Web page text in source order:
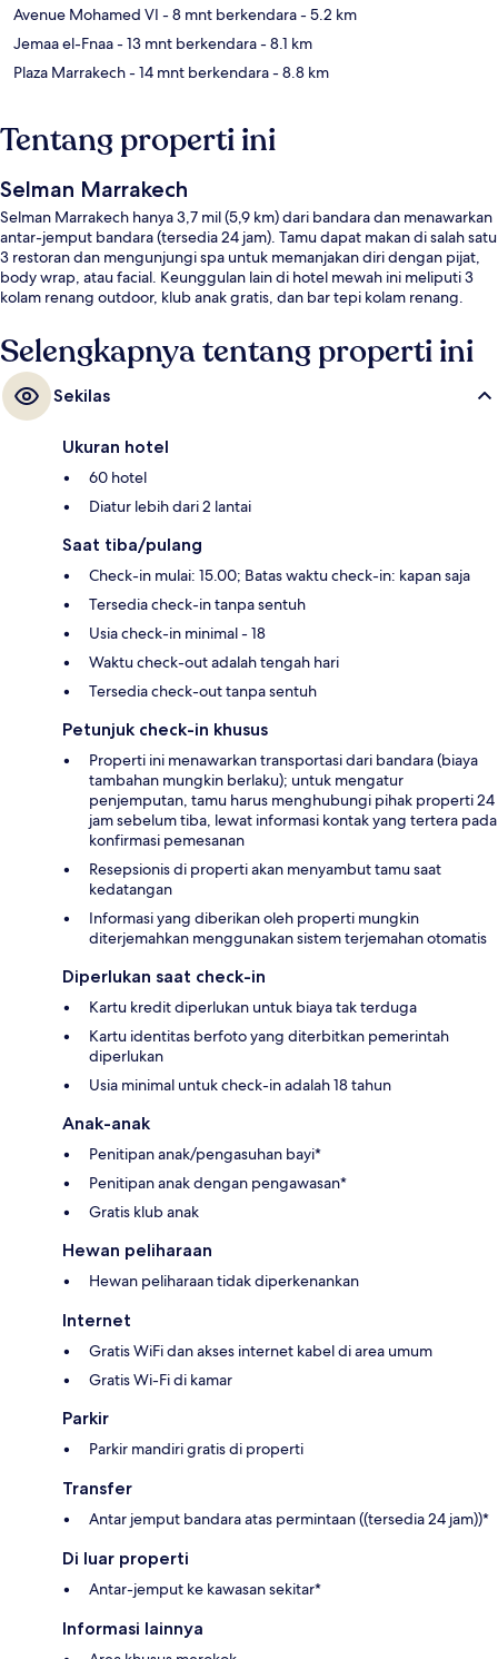
Avenue Mohamed VI - 8 mnt berkendara- 5.2 km
Jemaa el-Fnaa- 13 mnt berkendara- 8.1 km
Plaza Marrakech- 14 mnt berkendara- 8.8 km
Tentang properti ini
Selman Marrakech
Selman Marrakech hanya 3,7 mil (5,9 km) dari bandara dan menawarkan
antar-jemput bandara (tersedia 24 jam). Tamu dapat makan di salah satu
3 restoran dan mengunjungi spa untuk memanjakan diri dengan pijat,
body wrap, atau facial. Keunggulan lain di hotel mewah ini meliputi 3
kolam renang outdoor, klub anak gratis, dan bar tepi kolam renang.
Selengkapnya tentang properti ini
Sekilas
Ukuran hotel
60 hotel
Diatur lebih dari 2 lantai
Saat tiba/pulang
Check-in mulai: 15.00; Batas waktu check-in: kapan saja
Tersedia check-in tanpa sentuh
Usia check-in minimal - 18
Waktu check-out adalah tengah hari
Tersedia check-out tanpa sentuh
Petunjuk check-in khusus
Properti ini menawarkan transportasi dari bandara (biaya
tambahan mungkin berlaku); untuk mengatur
penjemputan, tamu harus menghubungi pihak properti 24
jam sebelum tiba, lewat informasi kontak yang tertera pada
konfirmasi pemesanan
Resepsionis di properti akan menyambut tamu saat
kedatangan
Informasi yang diberikan oleh properti mungkin
diterjemahkan menggunakan sistem terjemahan otomatis
Diperlukan saat check-in
Kartu kredit diperlukan untuk biaya tak terduga
Kartu identitas berfoto yang diterbitkan pemerintah
diperlukan
Usia minimal untuk check-in adalah 18 tahun
Anak-anak
Penitipan anak/pengasuhan bayi*
Penitipan anak dengan pengawasan*
Gratis klub anak
Hewan peliharaan
Hewan peliharaan tidak diperkenankan
Internet
Gratis WiFi dan akses internet kabel di area umum
Gratis Wi-Fi di kamar
Parkir
Parkir mandiri gratis di properti
Transfer
Antar jemput bandara atas permintaan ((tersedia 24 jam))*
Di luar properti
Antar-jemput ke kawasan sekitar*
Informasi lainnya